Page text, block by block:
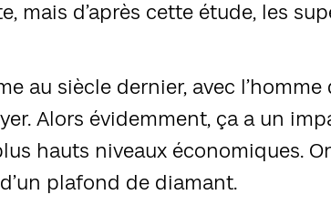
mais d’après cette étude, les
au siècle dernier, avec
Alors évidemment, ça a un
hauts niveaux économiques.
plafond de diamant.